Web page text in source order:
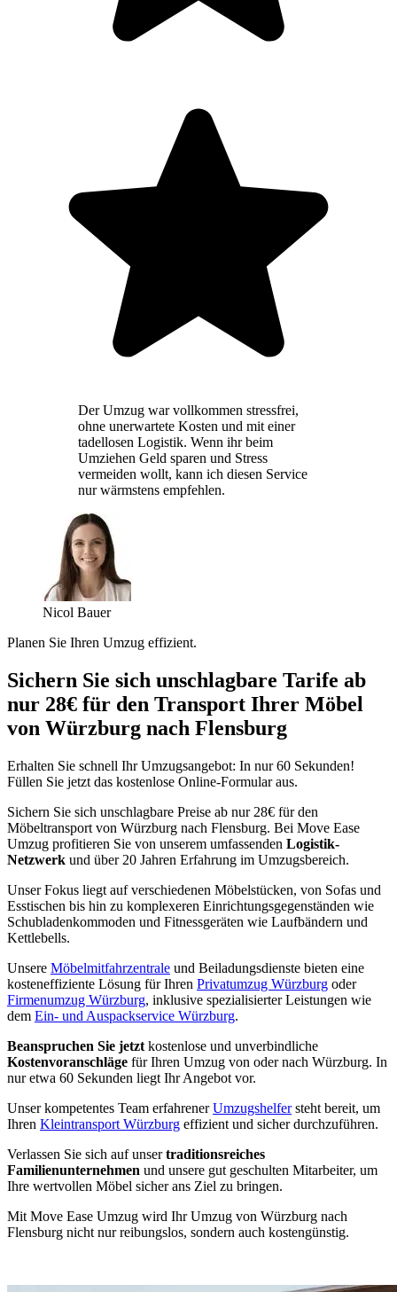
Der Umzug war vollkommen stressfrei,
ohne unerwartete Kosten und mit einer
tadellosen Logistik. Wenn ihr beim
Umziehen Geld sparen und Stress
vermeiden wollt, kann ich diesen Service
nur wärmstens empfehlen.
Nicol Bauer
Planen Sie Ihren Umzug effizient.
Sichern Sie sich unschlagbare Tarife ab
nur 28€ für den Transport Ihrer Möbel
von Würzburg nach Flensburg
Erhalten Sie schnell Ihr Umzugsangebot: In nur 60 Sekunden!
Füllen Sie jetzt das kostenlose Online-Formular aus.
Sichern Sie sich unschlagbare Preise ab nur 28€ für den
Möbeltransport von Würzburg nach Flensburg. Bei Move Ease
Umzug profitieren Sie von unserem umfassenden Logistik-
Netzwerk und über 20 Jahren Erfahrung im Umzugsbereich.
Unser Fokus liegt auf verschiedenen Möbelstücken, von Sofas und
Esstischen bis hin zu komplexeren Einrichtungsgegenständen wie
Schubladenkommoden und Fitnessgeräten wie Laufbändern und
Kettlebells.
Unsere Möbelmitfahrzentrale und Beiladungsdienste bieten eine
kosteneffiziente Lösung für Ihren Privatumzug Würzburg oder
Firmenumzug Würzburg, inklusive spezialisierter Leistungen wie
dem Ein- und Auspackservice Würzburg.
Beanspruchen Sie jetzt kostenlose und unverbindliche
Kostenvoranschläge für Ihren Umzug von oder nach Würzburg. In
nur etwa 60 Sekunden liegt Ihr Angebot vor.
Unser kompetentes Team erfahrenerUmzugshelfersteht bereit, um
Ihren Kleintransport Würzburg effizient und sicher durchzuführen.
Verlassen Sie sich auf unsertraditionsreiches
Familienunternehmen und unsere gut geschulten Mitarbeiter, um
Ihre wertvollen Möbel sicher ans Ziel zu bringen.
Mit Move Ease Umzug wird Ihr Umzug von Würzburg nach
Flensburg nicht nur reibungslos, sondern auch kostengünstig.